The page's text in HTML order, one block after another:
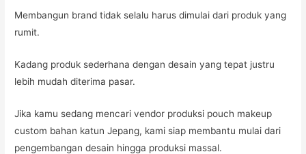
Membangun brand tidak selalu harus dimulai dari produk yang
rumit.
Kadang produk sederhana dengan desain yang tepat justru
lebih mudah diterima pasar.
Jika kamu sedang mencari vendor produksi pouch makeup
custom bahan katun Jepang, kami siap membantu mulai dari
pengembangan desain hingga produksi massal.